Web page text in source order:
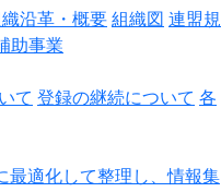
沿革・概要組織図 連盟規
助事業
て 登録の継続について 各
最適化して整理し、情報集